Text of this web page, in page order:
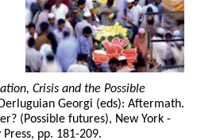
Crisis and the Possible
Georgi (eds): Aftermath.
(Possible futures), New York -
pp. 181-209.